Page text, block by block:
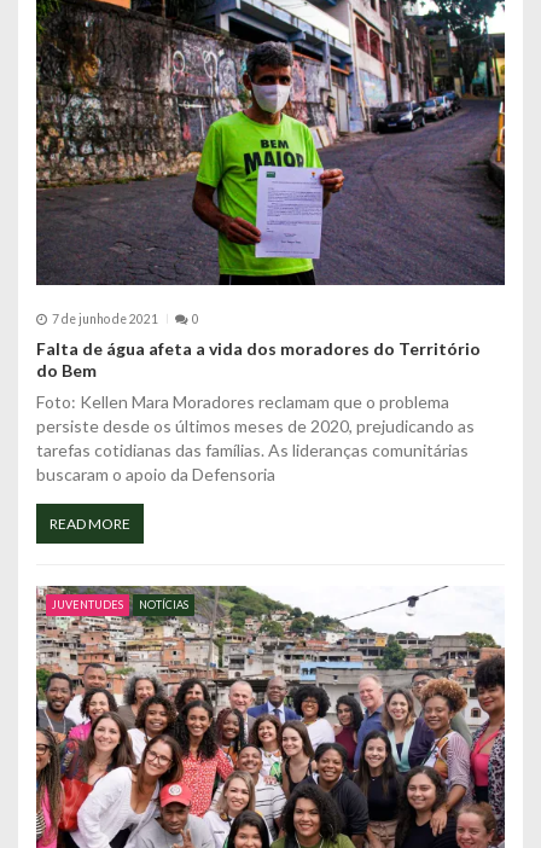
7 de junho de 2021 0
Falta de água afeta a vida dos moradores do Território
do Bem
Foto: Kellen Mara Moradores reclamam que o problema
persiste desde os últimos meses de 2020, prejudicando as
tarefas cotidianas das famílias. As lideranças comunitárias
buscaram o apoio da Defensoria
READ MORE
JUVENTUDES NOTÍCIAS